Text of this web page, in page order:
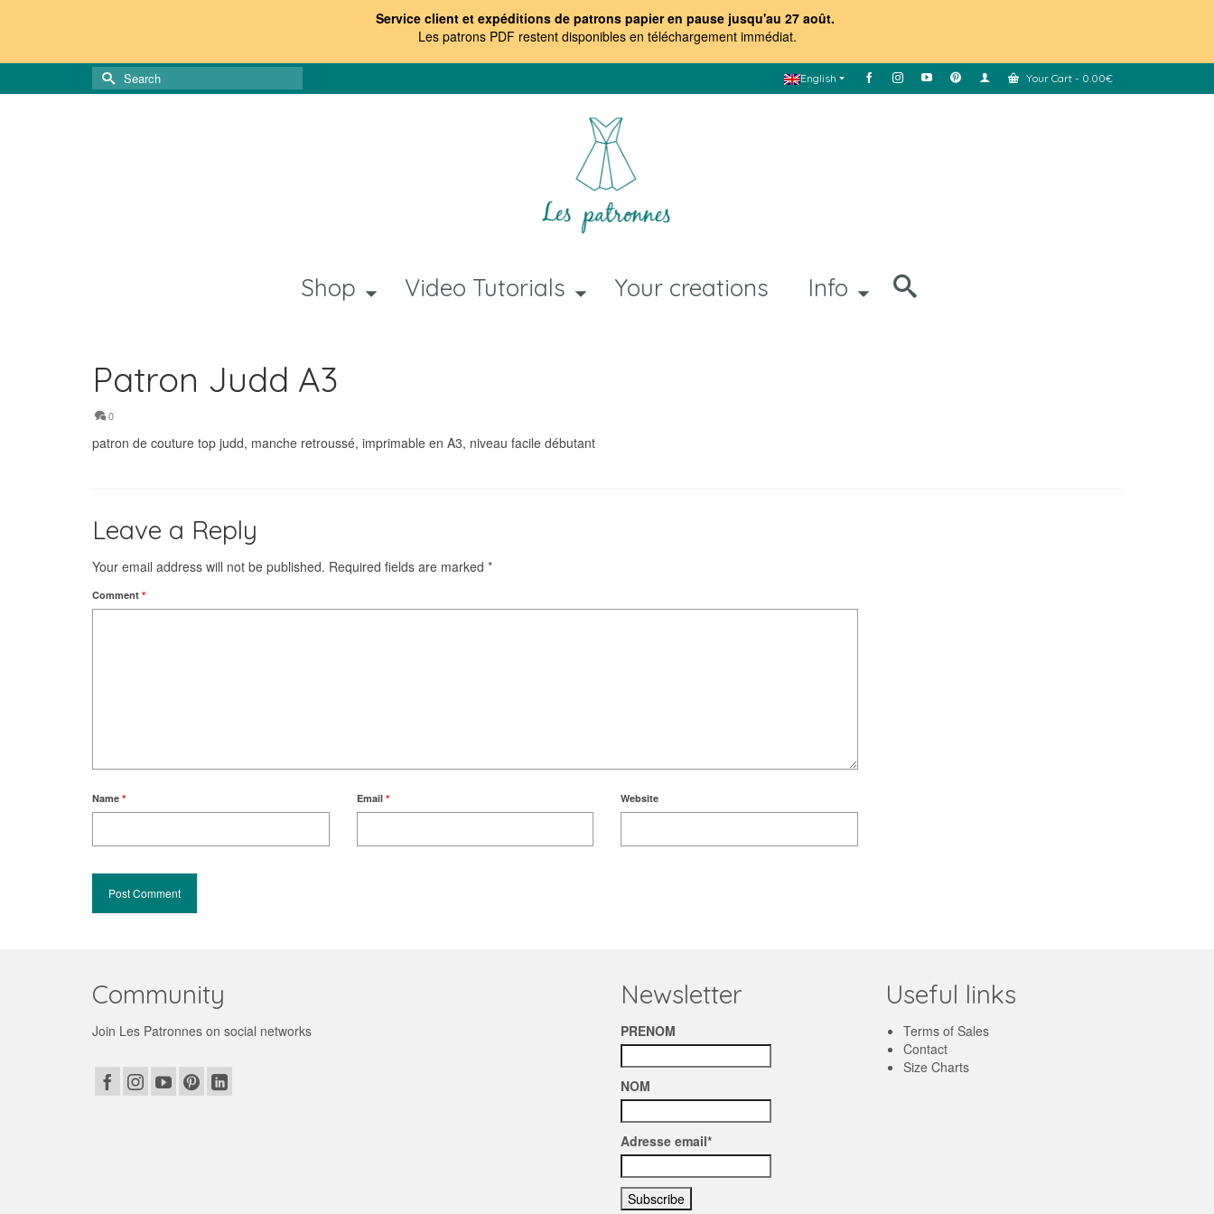
Service client et expéditions de patrons papier en pause jusqu'au 27 août.
Les patrons PDF restent disponibles en téléchargement immédiat.
English Your Cart - 0.00€
Search
for:
Shop Video Tutorials Your creations Info
Patron Judd A3
0
patron de couture top judd, manche retroussé, imprimable en A3, niveau facile débutant
Leave a Reply
Your email address will not be published. Required fields are marked *
Comment *
Name * Email * Website
Community
Join Les Patronnes on social networks
Newsletter
PRENOM
NOM
Adresse email*
Useful links
Terms of Sales
Contact
Size Charts